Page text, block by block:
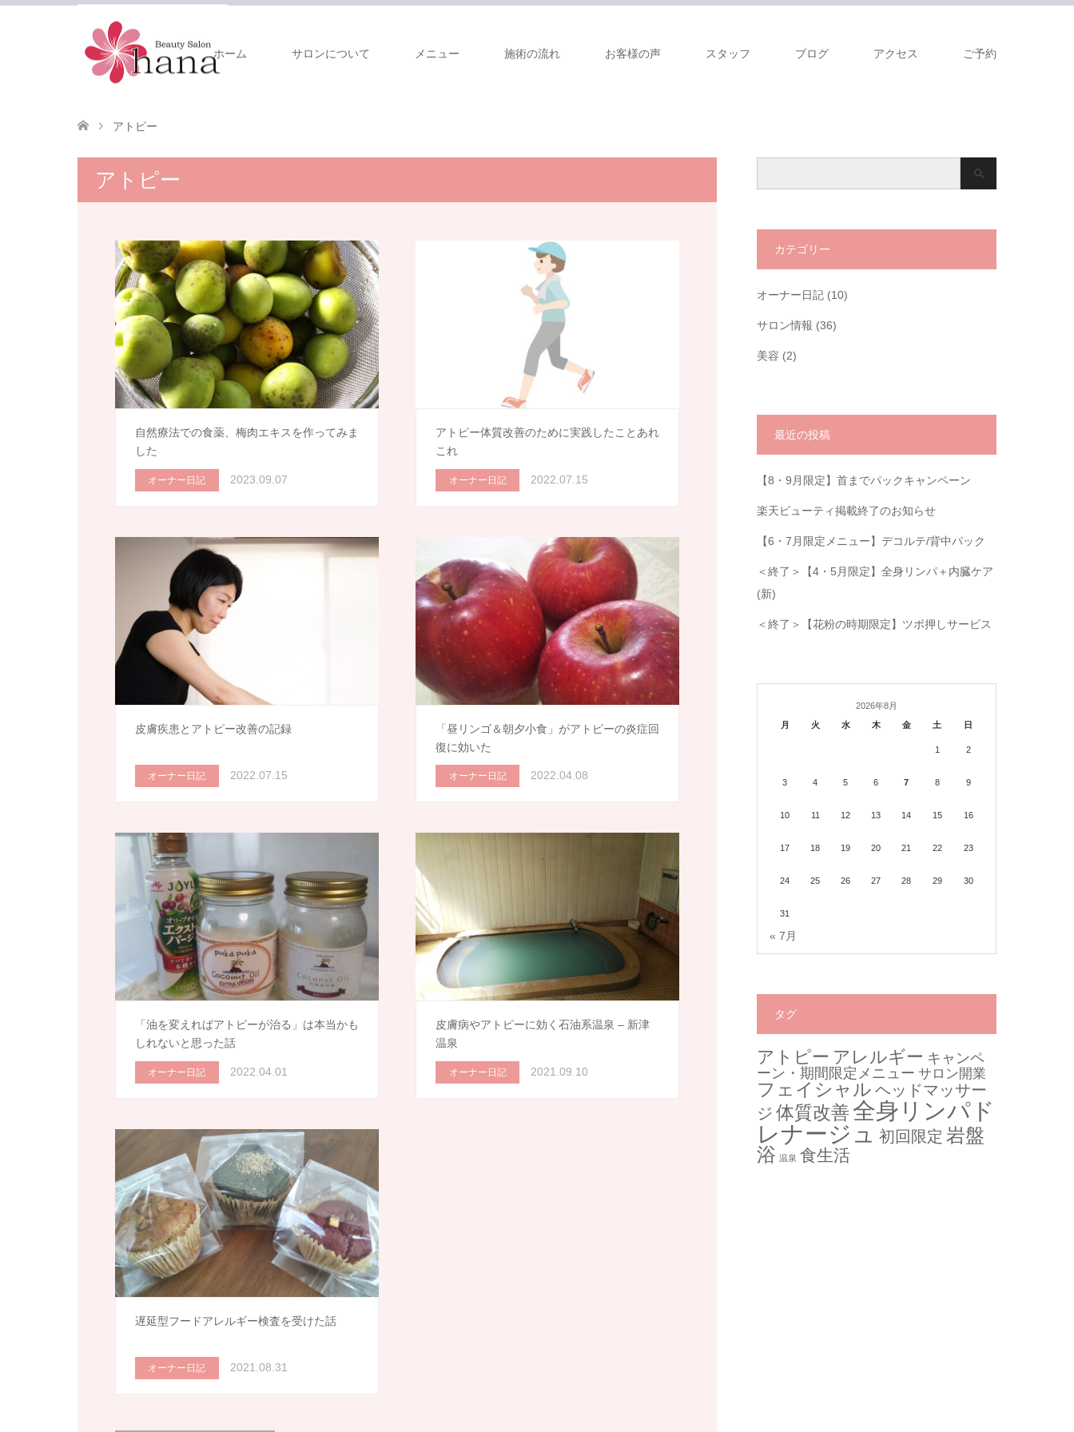
ホーム サロンについて メニュー 施術の流れ お客様の声 スタッフ ブログ アクセス ご予約
アトピー
アトピー
自然療法での食薬、梅肉エキスを作ってみま
した
オーナー日記 2023.09.07
アトピー体質改善のために実践したことあれ
これ
オーナー日記 2022.07.15
皮膚疾患とアトピー改善の記録
オーナー日記 2022.07.15
「昼リンゴ＆朝夕小食」がアトピーの炎症回
復に効いた
オーナー日記 2022.04.08
「油を変えればアトピーが治る」は本当かも
しれないと思った話
オーナー日記 2022.04.01
皮膚病やアトピーに効く石油系温泉 – 新津
温泉
オーナー日記 2021.09.10
遅延型フードアレルギー検査を受けた話
オーナー日記 2021.08.31
カテゴリー
オーナー日記 (10)
サロン情報 (36)
美容 (2)
最近の投稿
【8・9月限定】首までパックキャンペーン
楽天ビューティ掲載終了のお知らせ
【6・7月限定メニュー】デコルテ/背中パック
＜終了＞【4・5月限定】全身リンパ＋内臓ケア
(新)
＜終了＞【花粉の時期限定】ツボ押しサービス
2026年8月
月
火 水 木 金 土 日
1 2
3 4 5 6 7 8 9
10 11 12 13 14 15 16
17 18 19 20 21 22 23
24 25 26 27 28 29 30
31
« 7月
タグ
アトピー アレルギー キャンペ
ーン・期間限定メニュー サロン開業
フェイシャル ヘッドマッサー
ジ 体質改善全身リンパド
レナージュ 初回限定 岩盤
浴 温泉 食生活